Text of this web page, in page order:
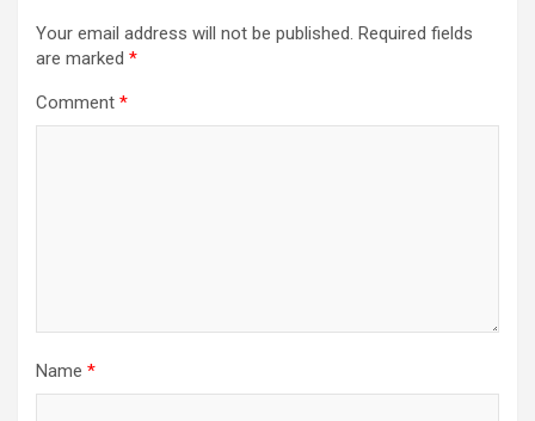
Your email address will not be published. Required fields
are marked *
Comment *
Name *